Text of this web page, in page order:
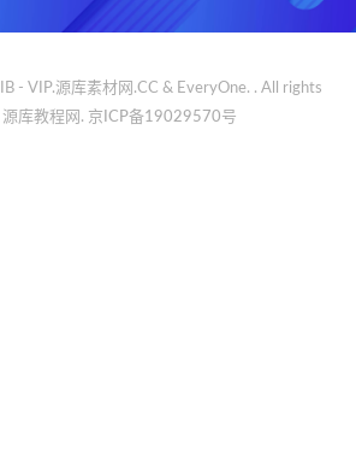
- VIP.源库素材网.CC & EveryOne. . All rights
源库教程网. 京ICP备19029570号